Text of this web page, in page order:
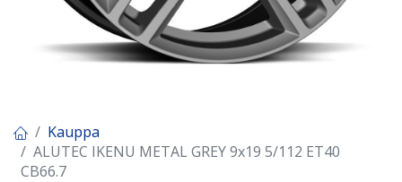
Kauppa
ALUTEC IKENU METAL GREY 9x19 5/112 ET40
CB66.7